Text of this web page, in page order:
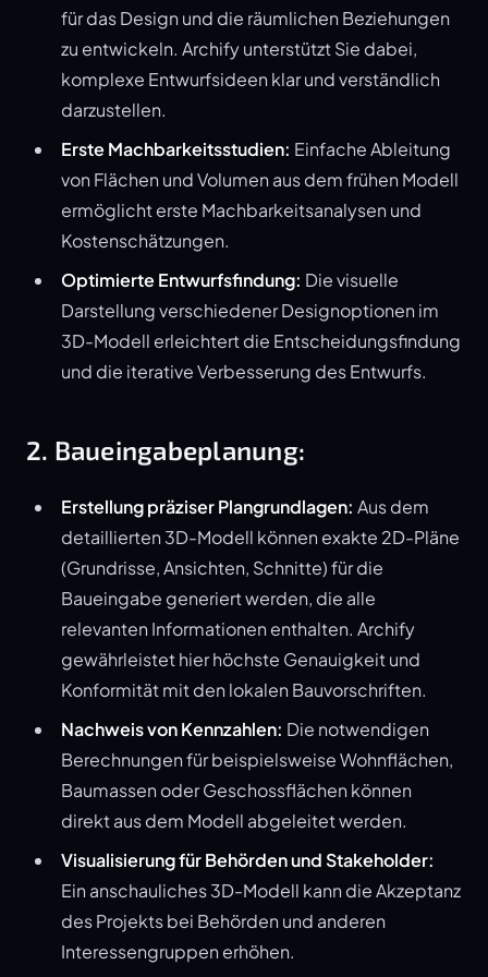
für das Design und die räumlichen Beziehungen
zu entwickeln. Archify unterstützt Sie dabei,
komplexe Entwurfsideen klar und verständlich
darzustellen.
Erste Machbarkeitsstudien: Einfache Ableitung
von Flächen und Volumen aus dem frühen Modell
ermöglicht erste Machbarkeitsanalysen und
Kostenschätzungen.
Optimierte Entwurfsfindung: Die visuelle
Darstellung verschiedener Designoptionen im
3D-Modell erleichtert die Entscheidungsfindung
und die iterative Verbesserung des Entwurfs.
2. Baueingabeplanung:
Erstellung präziser Plangrundlagen: Aus dem
detaillierten 3D-Modell können exakte 2D-Pläne
(Grundrisse, Ansichten, Schnitte) für die
Baueingabe generiert werden, die alle
relevanten Informationen enthalten. Archify
gewährleistet hier höchste Genauigkeit und
Konformität mit den lokalen Bauvorschriften.
Nachweis von Kennzahlen: Die notwendigen
Berechnungen für beispielsweise Wohnflächen,
Baumassen oder Geschossflächen können
direkt aus dem Modell abgeleitet werden.
Visualisierung für Behörden und Stakeholder:
Ein anschauliches 3D-Modell kann die Akzeptanz
des Projekts bei Behörden und anderen
Interessengruppen erhöhen.